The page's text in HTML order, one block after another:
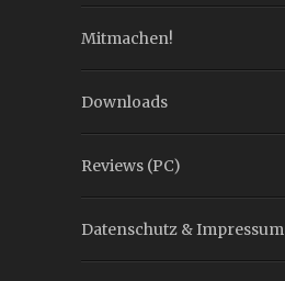
Mitmachen!
Downloads
Reviews (PC)
Datenschutz & Impressum